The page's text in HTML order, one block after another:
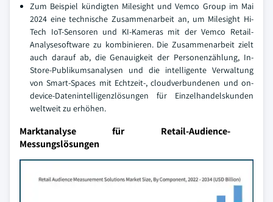
Zum Beispiel kündigten Milesight und Vemco Group im Mai
2024 eine technische Zusammenarbeit an, um Milesight Hi-
Tech IoT-Sensoren und KI-Kameras mit der Vemco Retail-
Analysesoftware zu kombinieren. Die Zusammenarbeit zielt
auch darauf ab, die Genauigkeit der Personenzählung, In-
Store-Publikumsanalysen und die intelligente Verwaltung
von Smart-Spaces mit Echtzeit-, cloudverbundenen und on-
device-Datenintelligenzlösungen für Einzelhandelskunden
weltweit zu erhöhen.
Marktanalyse für Retail-Audience-
Messungslösungen